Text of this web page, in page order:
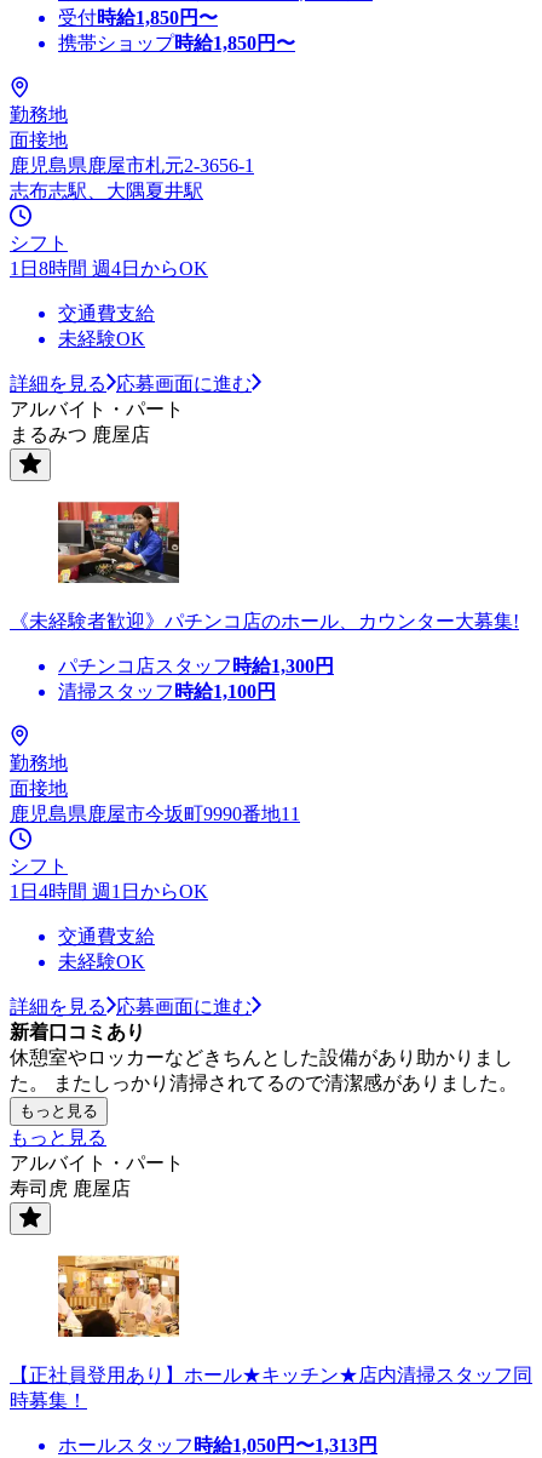
受付時給1,850円〜
携帯ショップ時給1,850円〜
勤務地
面接地
鹿児島県鹿屋市札元2-3656-1
志布志駅、大隅夏井駅
シフト
1日8時間 週4日からOK
交通費支給
未経験OK
詳細を見る
応募画面に進む
アルバイト・パート
まるみつ 鹿屋店
《未経験者歓迎》パチンコ店のホール、カウンター大募集!
パチンコ店スタッフ 時給1,300円
清掃スタッフ 時給1,100円
勤務地
面接地
鹿児島県鹿屋市今坂町9990番地11
シフト
1日4時間 週1日からOK
交通費支給
未経験OK
詳細を見る
応募画面に進む
新着口コミあり
休憩室やロッカーなどきちんとした設備があり助かりまし
た。 またしっかり清掃されてるので清潔感がありました。
もっと見る
もっと見る
アルバイト・パート
寿司虎 鹿屋店
【正社員登用あり】ホール★キッチン★店内清掃スタッフ同
時募集！
ホールスタッフ 時給1,050円〜1,313円